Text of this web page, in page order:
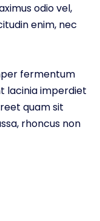
odio vel,
enim, nec
fermentum
lacinia imperdiet
quam sit
rhoncus non